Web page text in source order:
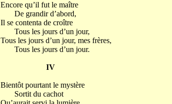
Encore qu’il fut le maître
De grandir d’abord,
Il se contenta de croître
Tous les jours d’un jour,
Tous les jours d’un jour, mes frères,
Tous les jours d’un jour.
IV
Bientôt pourtant le mystère
Sortit du cachot